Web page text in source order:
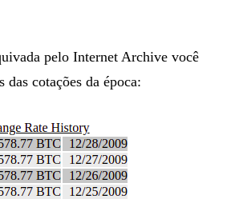
pelo Internet Archive você
das cotações da época: